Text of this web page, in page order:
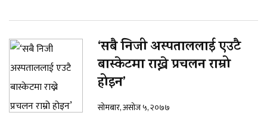
‘सबै निजी अस्पताललाई एउटै
बास्केटमा राख्ने प्रचलन राम्रो
होइन’
सोमबार, असोज ५, २०७७